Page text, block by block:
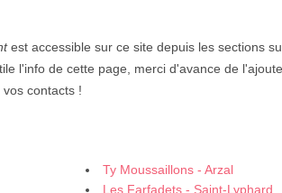
est accessible sur ce site depuis les sections
l'info de cette page, merci d'avance de
contacts !
Ty Moussaillons - Arzal
Les Farfadets - Saint-Lyphard